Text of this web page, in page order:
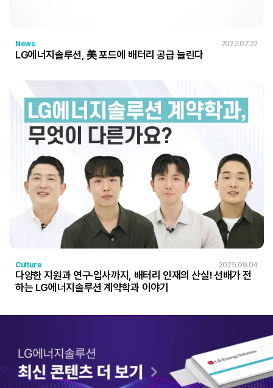
News 2022.07.22
LG에너지솔루션, 美 포드에 배터리 공급 늘린다
Culture 2025.09.04
다양한 지원과 연구·입사까지, 배터리 인재의 산실! 선배가 전
하는 LG에너지솔루션 계약학과 이야기